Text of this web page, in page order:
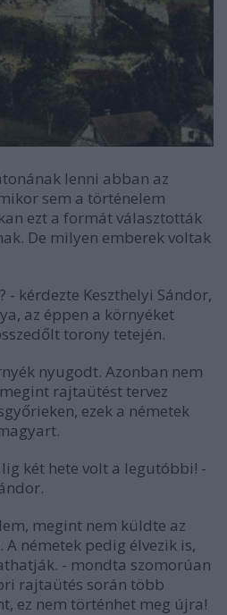
lenni abban az
sem a történelem
ezt a formát választották
De milyen emberek voltak
- kérdezte Keszthelyi Sándor,
az éppen a környéket
torony tetején.
nyugodt. Azonban nem
rajtaütést tervez
ezek a németek
két hete volt a legutóbbi! -
megint nem küldte az
A németek pedig élvezik is,
- mondta szomorúan
rajtaütés során több
ez nem történhet meg újra!